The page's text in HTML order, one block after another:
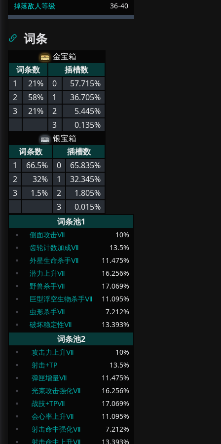
掉落敌人等级
36-40
词条
金宝箱
词条数
插槽数
1
21% 0
57.715%
2
58% 1
36.705%
3
21% 2
5.445%
3
0.135%
银宝箱
词条数
插槽数
1
66.5% 0
65.835%
2
32% 1
32.345%
3
1.5% 2
1.805%
3
0.015%
词条池1
侧面攻击Ⅶ 10%
齿轮计数加成Ⅶ
13.5%
外星生命杀手Ⅶ
11.475%
潜力上升Ⅶ
16.256%
野兽杀手Ⅶ
17.069%
巨型浮空生物杀手Ⅶ
11.095%
虫形杀手Ⅶ
7.212%
破坏稳定性Ⅶ
13.393%
词条池2
攻击力上升Ⅶ 10%
射击+TP
13.5%
弹匣增量Ⅶ
11.475%
光束攻击强化Ⅶ
16.256%
战技+TPⅦ
17.069%
会心率上升Ⅶ
11.095%
射击命中强化Ⅶ
7.212%
射击命中上升Ⅶ
13.393%